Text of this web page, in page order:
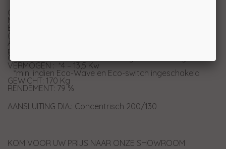
Ontspiegeld glas mogelijk
Meest hoogwaardige branders – 3D branders
Bespaar op uw gasverbruik met Ecowave en Ecoswitch
(kies één of meer branders)
Afstandsbediening : RF communicatie, eenvoudig
programmeren en controle werking
OPTIE : IOS en ANDROID bediening met Gateway
VERMOGEN : *4 – 13,5 Kw
*min. indien Eco-Wave en Eco-switch ingeschakeld
GEWICHT: 170 Kg
RENDEMENT: 79 %
AANSLUITING DIA.: Concentrisch 200/130
KOM VOOR UW PRIJS NAAR ONZE SHOWROOM